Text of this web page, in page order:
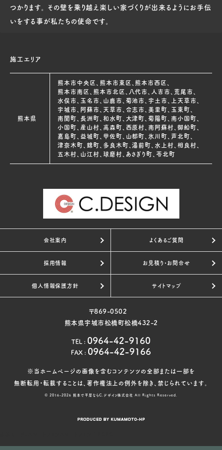
つかります。 その壁を乗り越え楽しい家づくりが出来るようにお手伝
いをする事が私たちの使命です。
施工エリア
熊本県
熊本市中央区、熊本市東区、熊本市西区、
熊本市南区、熊本市北区、八代市、人吉市、荒尾市、
水俣市、玉名市、山鹿市、菊池市、宇土市、上天草市、
宇城市、阿蘇市、天草市、合志市、美里町、玉東町、
南関町、長洲町、和水町、大津町、菊陽町、南小国町、
小国町、産山村、高森町、西原村、南阿蘇村、御船町、
嘉島町、益城町、甲佐町、山都町、氷川町、芦北町、
津奈木町、錦町、多良木町、湯前町、水上村、相良村、
五木村、山江村、球磨村、あさぎり町、苓北町
会社案内 よくあるご質問
採用情報 お見積り・お問合せ
個人情報保護方針 サイトマップ
〒869-0502
熊本県宇城市松橋町松橋432-2
TEL : 0964-42-9160
FAX : 0964-42-9166
※当ホームページの画像を含むコンテンツの全部または一部を
無断転用・転載することは、著作権法上の例外を除き、禁じられています。
© 2016-2026熊本で平屋ならC.デザイン株式会社 All Rights Reserved.